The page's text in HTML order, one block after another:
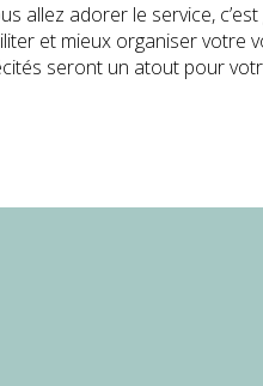
allez adorer le service,
et mieux organiser votre
seront un atout pour